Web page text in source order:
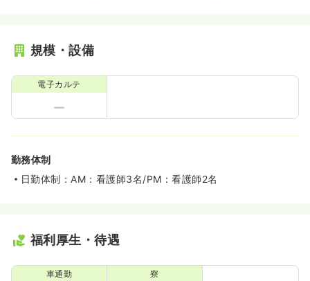
規模・設備
電子カルテ
勤務体制
日勤体制：AM：看護師3名/PM：看護師2名
福利厚生・待遇
車通勤 寮